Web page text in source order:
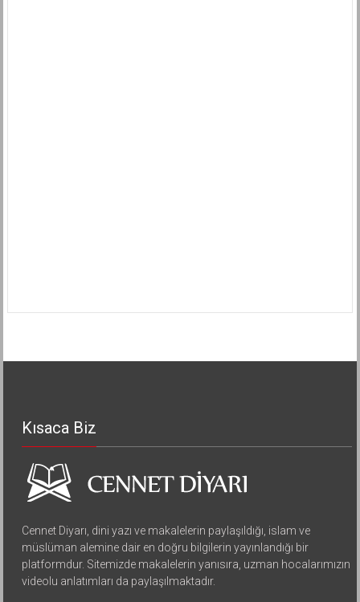
Kısaca Biz
Cennet Diyarı, dini yazı ve makalelerin paylaşıldığı, islam ve
müslüman alemine dair en doğru bilgilerin yayınlandığı bir
platformdur. Sitemizde makalelerin yanısıra, uzman hocalarımızın
videolu anlatımları da paylaşılmaktadır.